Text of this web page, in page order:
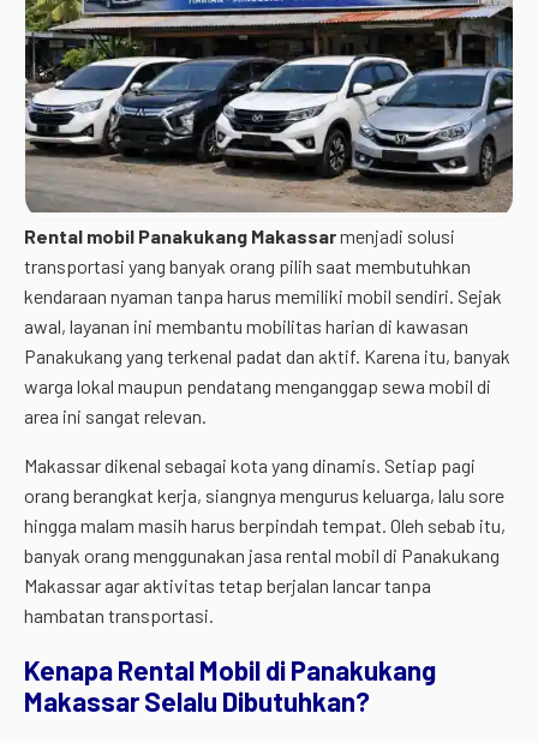
Rental mobil Panakukang Makassarmenjadi solusi
transportasi yang banyak orang pilih saat membutuhkan
kendaraan nyaman tanpa harus memiliki mobil sendiri. Sejak
awal, layanan ini membantu mobilitas harian di kawasan
Panakukang yang terkenal padat dan aktif. Karena itu, banyak
warga lokal maupun pendatang menganggap sewa mobil di
area ini sangat relevan.
Makassar dikenal sebagai kota yang dinamis. Setiap pagi
orang berangkat kerja, siangnya mengurus keluarga, lalu sore
hingga malam masih harus berpindah tempat. Oleh sebab itu,
banyak orang menggunakan jasa rental mobil di Panakukang
Makassar agar aktivitas tetap berjalan lancar tanpa
hambatan transportasi.
Kenapa Rental Mobil di Panakukang
Makassar Selalu Dibutuhkan?